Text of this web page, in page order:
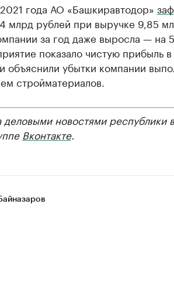
года АО «Башкиравтодор»
млрд рублей при выручке 9,85
за год даже выросла — на
показало чистую прибыль
объяснили убытки компании
стройматериалов.
деловыми новостями республики
Вконтакте.